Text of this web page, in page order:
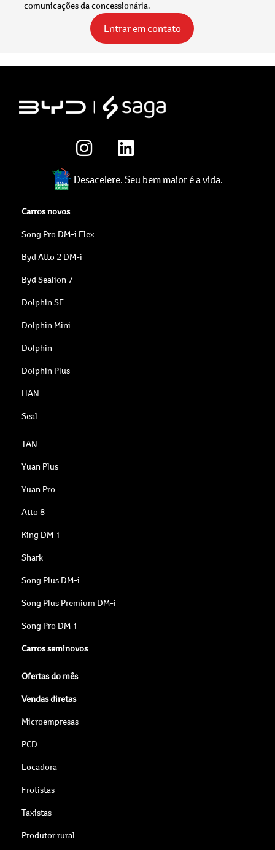
comunicações da concessionária.
Entrar em contato
Desacelere. Seu bem maior é a vida.
Carros novos
Song Pro DM-i Flex
Byd Atto 2 DM-i
Byd Sealion 7
Dolphin SE
Dolphin Mini
Dolphin
Dolphin Plus
HAN
Seal
TAN
Yuan Plus
Yuan Pro
Atto 8
King DM-i
Shark
Song Plus DM-i
Song Plus Premium DM-i
Song Pro DM-i
Carros seminovos
Ofertas do mês
Vendas diretas
Microempresas
PCD
Locadora
Frotistas
Taxistas
Produtor rural